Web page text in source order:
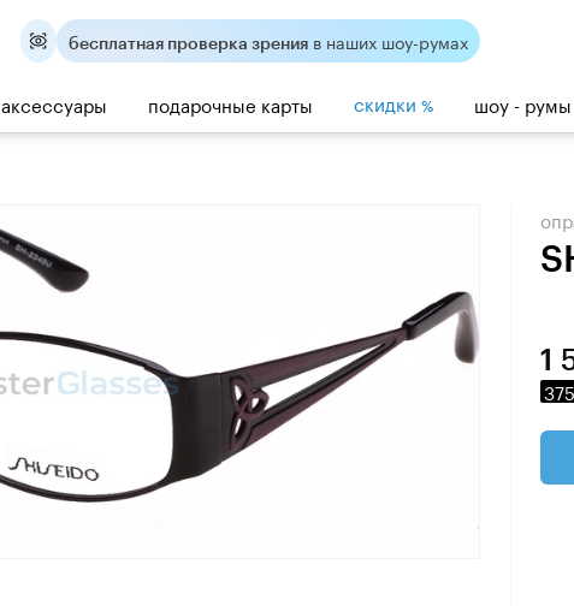
бесплатная проверка зрения в наших шоу-румах
аксессуары подарочные карты скидки % шоу - румы
1
375